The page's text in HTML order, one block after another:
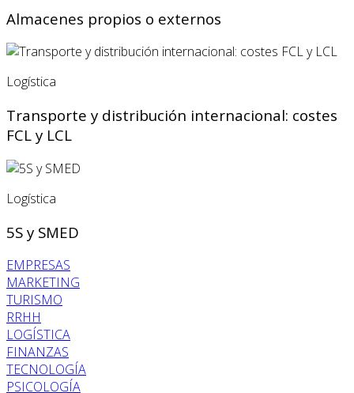
Almacenes propios o externos
Logística
Transporte y distribución internacional: costes
FCL y LCL
Logística
5S y SMED
EMPRESAS
MARKETING
TURISMO
RRHH
LOGÍSTICA
FINANZAS
TECNOLOGÍA
PSICOLOGÍA